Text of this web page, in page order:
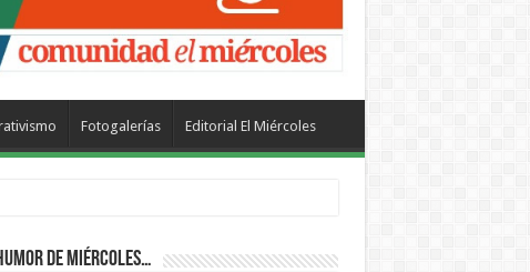
Fotogalerías Editorial El Miércoles
de Miércoles…